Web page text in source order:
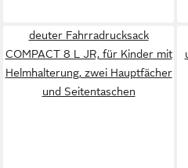
deuter Fahrradrucksack
COMPACT 8 L JR, für Kinder mit
Helmhalterung, zwei Hauptfächer
und Seitentaschen